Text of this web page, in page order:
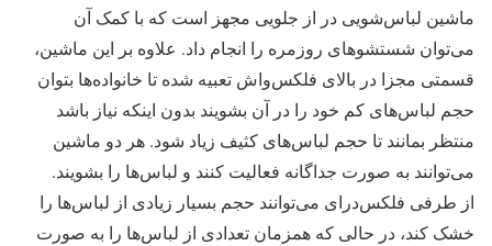
ماشین لباس‌شویی در از جلویی مجهز است که با کمک آن
می‌توان شستشو‌های روزمره را انجام داد. علاوه بر این ماشین،
قسمتی مجزا در بالای فلکس‌واش تعبیه شده تا خانواده‌ها بتوان
حجم لباس‌های کم خود را در آن بشویند بدون اینکه نیاز باشد
منتظر بمانند تا حجم لباس‌های کثیف زیاد شود. هر دو ماشین
می‌توانند به صورت جداگانه فعالیت کنند و لباس‌ها را بشویند.
از طرفی فلکس‌درای می‌توانند حجم بسیار زیادی از لباس‌ها را
خشک کند، در حالی که همزمان تعدادی از لباس‌ها را به صورت